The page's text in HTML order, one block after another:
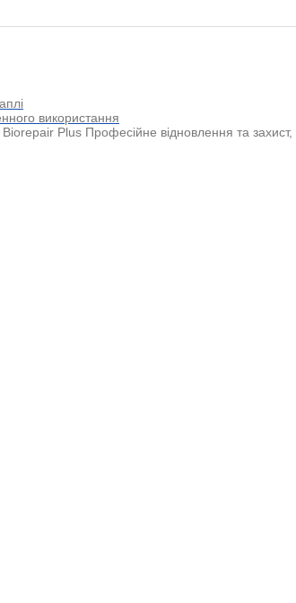
використання
Biorepair Plus Професійне відновлення та